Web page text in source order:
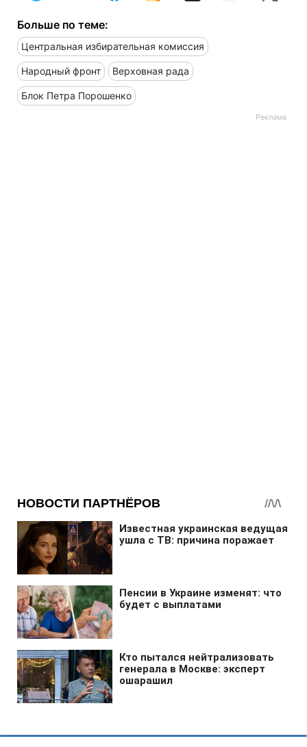
Больше по теме:
Центральная избирательная комиссия
Народный фронт Верховная рада
Блок Петра Порошенко